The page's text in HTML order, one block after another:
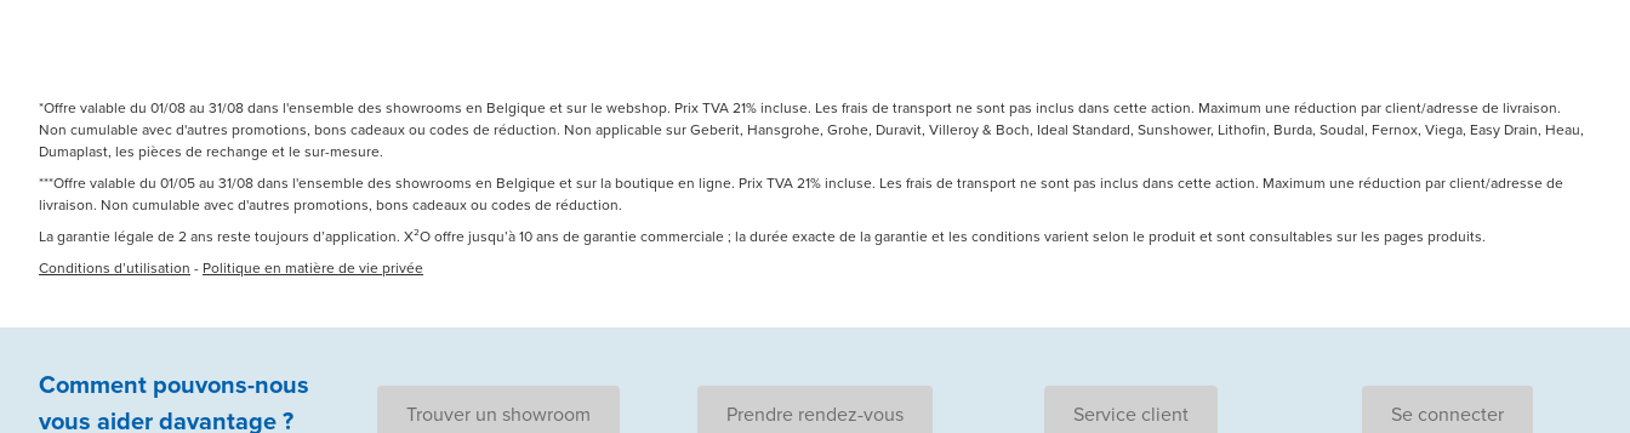
*Offre valable du 01/08 au 31/08 dans l'ensemble des showrooms en Belgique et sur le webshop. Prix TVA 21% incluse. Les frais de transport ne sont pas inclus dans cette action. Maximum une réduction par client/adresse de livraison.
Non cumulable avec d'autres promotions, bons cadeaux ou codes de réduction. Non applicable sur Geberit, Hansgrohe, Grohe, Duravit, Villeroy & Boch, Ideal Standard, Sunshower, Lithofin, Burda, Soudal, Fernox, Viega, Easy Drain, Heau,
Dumaplast, les pièces de rechange et le sur-mesure.
***Offre valable du 01/05 au 31/08 dans l'ensemble des showrooms en Belgique et sur la boutique en ligne. Prix TVA 21% incluse. Les frais de transport ne sont pas inclus dans cette action. Maximum une réduction par client/adresse de
livraison. Non cumulable avec d'autres promotions, bons cadeaux ou codes de réduction.
La garantie légale de 2 ans reste toujours d’application. X²O offre jusqu’à 10 ans de garantie commerciale ; la durée exacte de la garantie et les conditions varient selon le produit et sont consultables sur les pages produits.
Conditions d’utilisation - Politique en matière de vie privée
Comment pouvons-nous
vous aiderdavantage ? Trouver un showroom Prendre rendez-vous Service client Se connecter